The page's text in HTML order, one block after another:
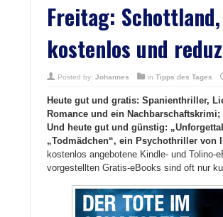
Freitag:
kostenlos und
Posted by: Johannes in Tipps des Tages
Heute gut und gratis: Spanienthriller,
Romance und ein
Und heute gut und günstig:
„Todmädchen“, ein Psychothriller von
kostenlos angebotene Kindle- und
vorgestellten Gratis-eBooks sind oft nur